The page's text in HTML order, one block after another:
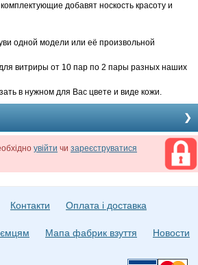
добавят носкость красоту и
одной модели или её произвольной
витриры от 10 пар по 2 пары разных наших
в нужном для Вас цвете и виде кожи.
увійти чи зареєструватися
Контакти Оплата і доставка
Мапа фабрик взуття Новости